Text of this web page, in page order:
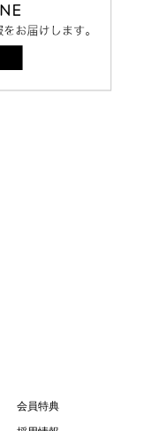
会員特典